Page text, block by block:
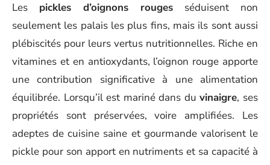
Les pickles d’oignons rouges séduisent non
seulement les palais les plus fins, mais ils sont aussi
plébiscités pour leurs vertus nutritionnelles. Riche en
vitamines et en antioxydants, l’oignon rouge apporte
une contribution significative à une alimentation
équilibrée. Lorsqu’il est mariné dans duvinaigre, ses
propriétés sont préservées, voire amplifiées. Les
adeptes de cuisine saine et gourmande valorisent le
pickle pour son apport en nutriments et sa capacité à